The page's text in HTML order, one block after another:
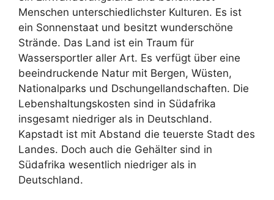
Menschen unterschiedlichster Kulturen. Es ist
ein Sonnenstaat und besitzt wunderschöne
Strände. Das Land ist ein Traum für
Wassersportler aller Art. Es verfügt über eine
beeindruckende Natur mit Bergen, Wüsten,
Nationalparks und Dschungellandschaften. Die
Lebenshaltungskosten sind in Südafrika
insgesamt niedriger als in Deutschland.
Kapstadt ist mit Abstand die teuerste Stadt des
Landes. Doch auch die Gehälter sind in
Südafrika wesentlich niedriger als in
Deutschland.